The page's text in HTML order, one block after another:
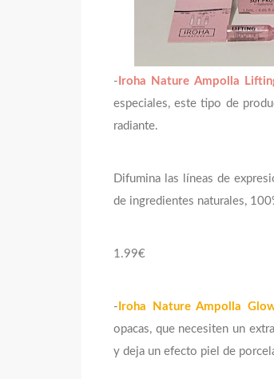
- Iroha Nature Ampolla
especiales, este tipo de
radiante.
Difumina las líneas de
de ingredientes naturales,
1.99€
- Iroha Nature Ampolla
opacas, que necesiten un
y deja un efecto piel de